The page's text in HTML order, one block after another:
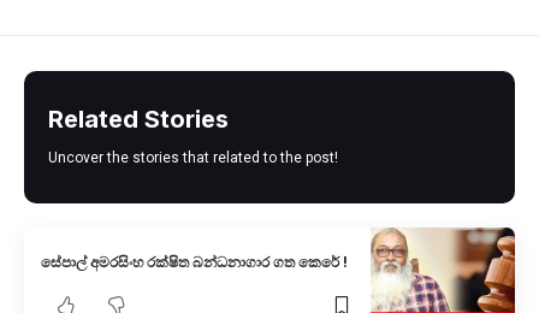
Related Stories
Uncover the stories that related to the post!
සේපාල් අමරසිංහ රක්ෂිත බන්ධනාගාර ගත කෙරේ !